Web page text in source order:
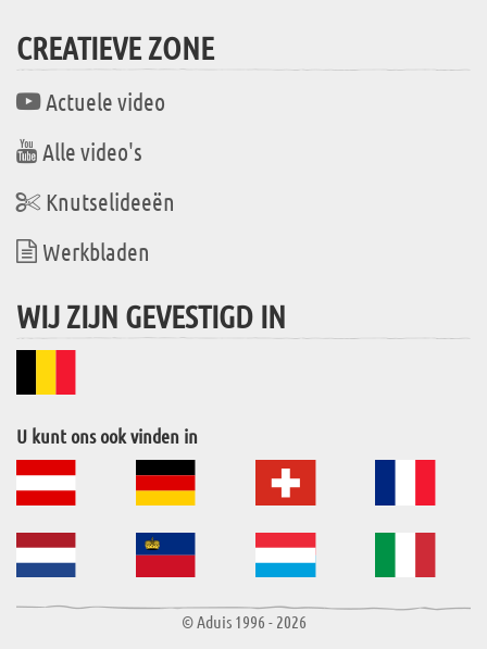
CREATIEVE ZONE
Actuele video
Alle video's
Knutselideeën
Werkbladen
WIJ ZIJN GEVESTIGD IN
U kunt ons ook vinden in
© Aduis 1996 - 2026